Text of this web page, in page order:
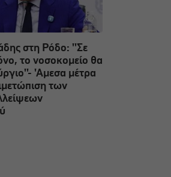
στη Ρόδο: ''Σε
το νοσοκομείο θα
'Αμεσα μέτρα
των